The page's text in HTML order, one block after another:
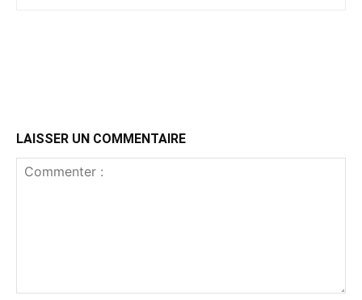
LAISSER UN COMMENTAIRE